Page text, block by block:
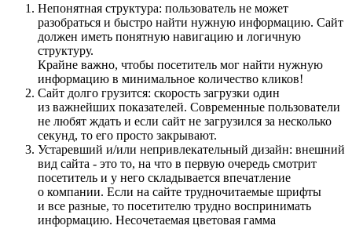
Непонятная структура: пользователь не может
разобраться и быстро найти нужную информацию. Сайт
должен иметь понятную навигацию и логичную
структуру.
Крайне важно, чтобы посетитель мог найти нужную
информацию в минимальное количество кликов!
Сайт долго грузится: скорость загрузки один
из важнейших показателей. Современные пользователи
не любят ждать и если сайт не загрузился за несколько
секунд, то его просто закрывают.
Устаревший и/или непривлекательный дизайн: внешний
вид сайта - это то, на что в первую очередь смотрит
посетитель и у него складывается впечатление
о компании. Если на сайте трудночитаемые шрифты
и все разные, то посетителю трудно воспринимать
информацию. Несочетаемая цветовая гамма